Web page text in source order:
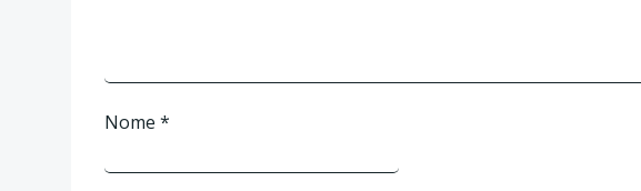
Nome *